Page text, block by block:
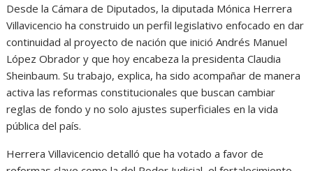
Desde la Cámara de Diputados, la diputada Mónica Herrera
Villavicencio ha construido un perfil legislativo enfocado en dar
continuidad al proyecto de nación que inició Andrés Manuel
López Obrador y que hoy encabeza la presidenta Claudia
Sheinbaum. Su trabajo, explica, ha sido acompañar de manera
activa las reformas constitucionales que buscan cambiar
reglas de fondo y no solo ajustes superficiales en la vida
pública del país.
Herrera Villavicencio detalló que ha votado a favor de